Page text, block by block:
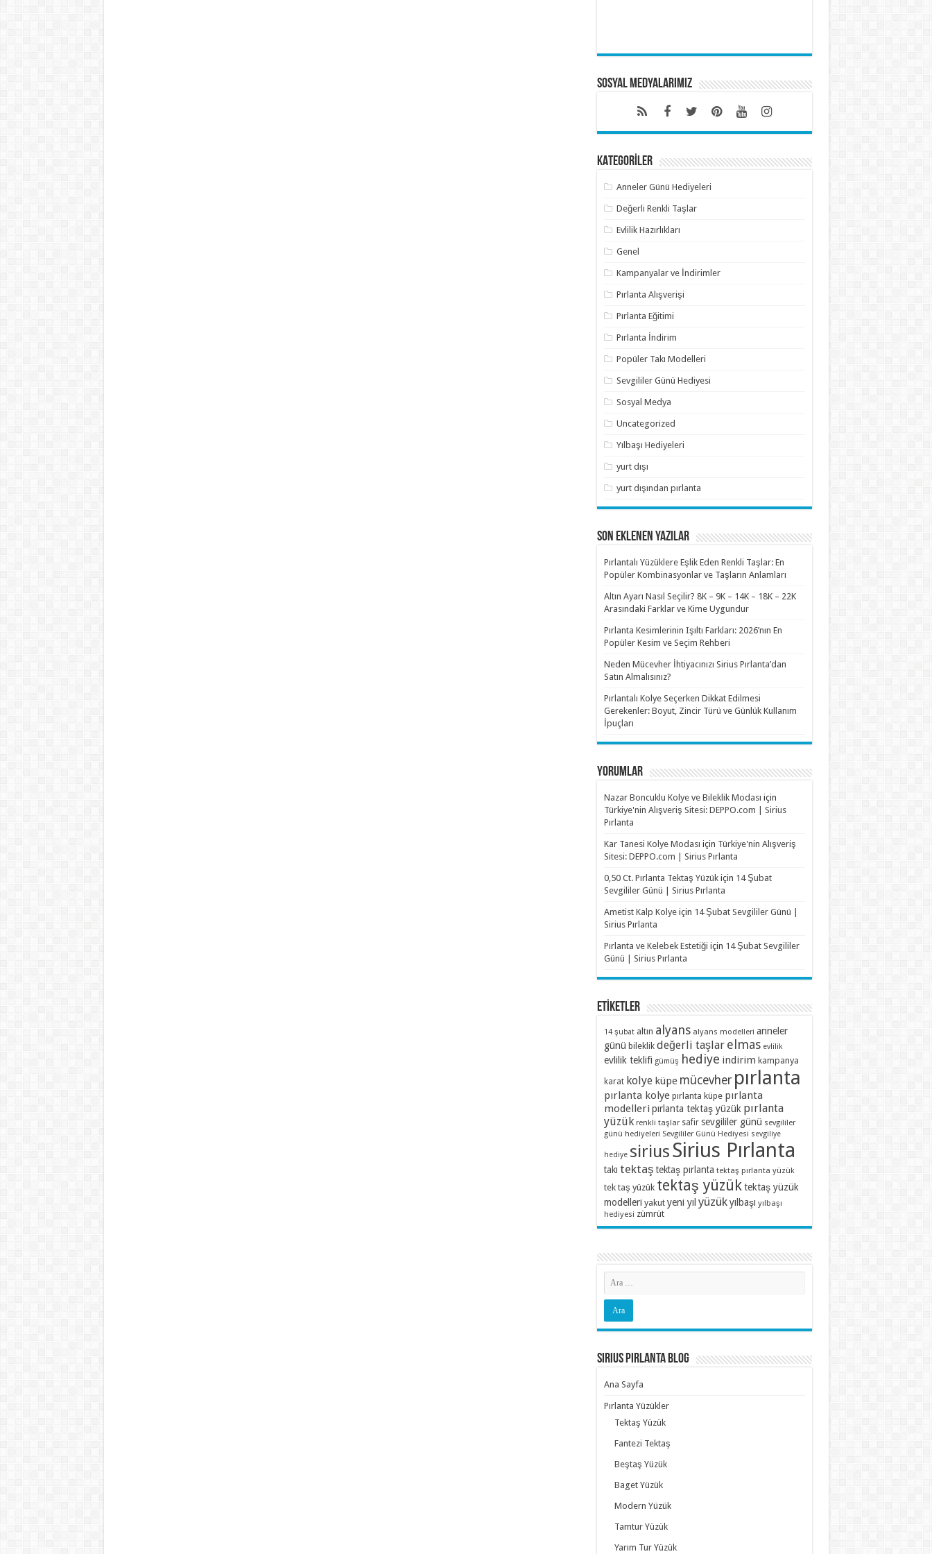
Sosyal Medyalarımız
KATEGORİLER
Anneler Günü Hediyeleri
Değerli Renkli Taşlar
Evlilik Hazırlıkları
Genel
Kampanyalar ve İndirimler
Pırlanta Alışverişi
Pırlanta Eğitimi
Pırlanta İndirim
Popüler Takı Modelleri
Sevgililer Günü Hediyesi
Sosyal Medya
Uncategorized
Yılbaşı Hediyeleri
yurt dışı
yurt dışından pırlanta
SON EKLENEN YAZILAR
Pırlantalı Yüzüklere Eşlik Eden Renkli Taşlar: En
Popüler Kombinasyonlar ve Taşların Anlamları
Altın Ayarı Nasıl Seçilir? 8K – 9K – 14K – 18K – 22K
Arasındaki Farklar ve Kime Uygundur
Pırlanta Kesimlerinin Işıltı Farkları: 2026’nın En
Popüler Kesim ve Seçim Rehberi
Neden Mücevher İhtiyacınızı Sirius Pırlanta’dan
Satın Almalısınız?
Pırlantalı Kolye Seçerken Dikkat Edilmesi
Gerekenler: Boyut, Zincir Türü ve Günlük Kullanım
İpuçları
YORUMLAR
Nazar Boncuklu Kolye ve Bileklik Modası için
Türkiye'nin Alışveriş Sitesi: DEPPO.com | Sirius
Pırlanta
Kar Tanesi Kolye Modası için Türkiye'nin Alışveriş
Sitesi: DEPPO.com | Sirius Pırlanta
0,50 Ct. Pırlanta Tektaş Yüzükiçin 14 Şubat
Sevgililer Günü | Sirius Pırlanta
Ametist Kalp Kolyeiçin 14 Şubat Sevgililer Günü |
Sirius Pırlanta
Pırlanta ve Kelebek Estetiği için 14 Şubat Sevgililer
Günü | Sirius Pırlanta
ETİKETLER
14 şubat altın alyans alyans modelleri anneler
günü bileklik değerli taşlar elmas evlilik
evlilik teklifi gümüş hediye indirim kampanya
karat kolye küpe mücevher pırlanta
pırlanta kolye pırlanta küpe pırlanta
modelleri pırlanta tektaş yüzük pırlanta
yüzük renkli taşlar safir sevgililer günü sevgililer
günü hediyeleri Sevgililer Günü Hediyesi sevgiliye
hediye siriusSirius Pırlanta
takı tektaş tektaş pırlanta tektaş pırlanta yüzük
tek taş yüzük tektaş yüzük tektaş yüzük
modelleri yakut yeni yıl yüzük yılbaşı yılbaşı
hediyesi zümrüt
Sirius Pırlanta Blog
Ana Sayfa
Pırlanta Yüzükler
Tektaş Yüzük
Fantezi Tektaş
Beştaş Yüzük
Baget Yüzük
Modern Yüzük
Tamtur Yüzük
Yarım Tur Yüzük